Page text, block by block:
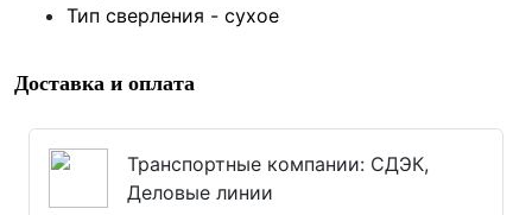
Тип сверления - сухое
Доставка и оплата
Транспортные компании: СДЭК,
Деловые линии